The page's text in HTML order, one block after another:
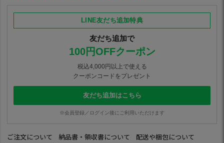
LINE友だち追加特典
友だち追加で
100円OFFクーポン
税込4,000円以上で使える
クーポンコードをプレゼント
友だち追加はこちら
※会員登録／ログイン後にご利用いただけます
ご注文について 納品書・領収書について 配送や梱包について